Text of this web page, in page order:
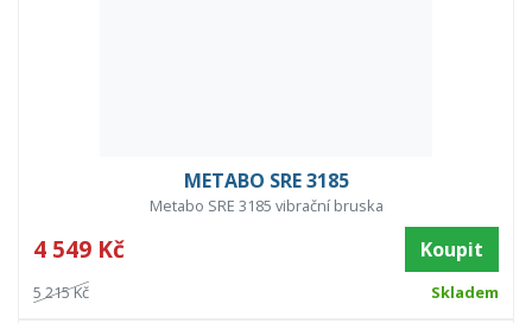
METABO SRE 3185
Metabo SRE 3185 vibrační bruska
4 549 Kč Koupit
5 215 Kč Skladem